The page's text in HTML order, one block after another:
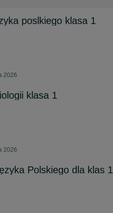
poslkiego klasa 1
2026
klasa 1
2026
Polskiego dla klas 1